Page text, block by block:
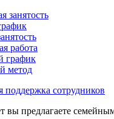
занятость
работа
график
метод
поддержка сотрудников
вы предлагаете